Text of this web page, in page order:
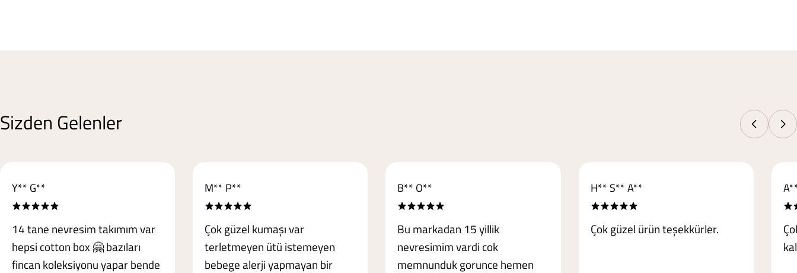
Sizden Gelenler
Y** G**
14 tane nevresim takımım var
hepsi cotton box 🤗 bazıları
fincan koleksiyonu yapar bende
M** P**
Çok güzel kumaşı var
terletmeyen ütü istemeyen
bebege alerji yapmayan bir
B** O**
Bu markadan 15 yillik
nevresimim vardi cok
memnunduk gorunce hemen
H** S** A**
Çok güzel ürün teşekkürler.